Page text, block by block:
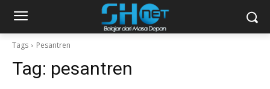
Tags Pesantren
Tag: pesantren